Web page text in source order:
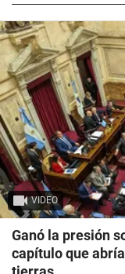
VIDEO
Ganó la presión
capítulo que